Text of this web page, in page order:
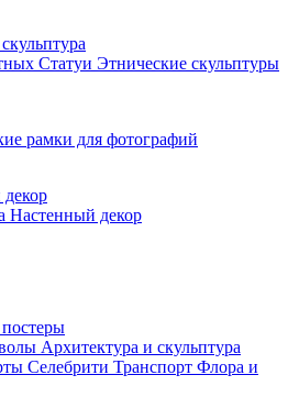
Статуи Этнические скульптуры
рамки для фотографий
Настенный декор
Архитектура и скульптура
Селебрити Транспорт Флора и